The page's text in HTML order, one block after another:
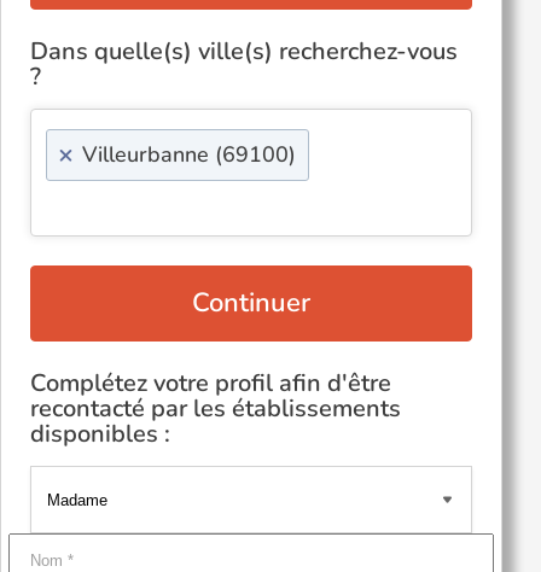
Dans quelle(s) ville(s) recherchez-vous
?
× Villeurbanne (69100)
Continuer
Complétez votre profil afin d'être
recontacté par les établissements
disponibles :